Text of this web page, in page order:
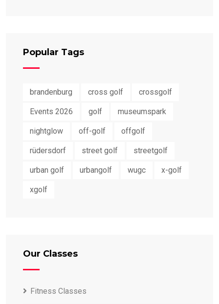
Popular Tags
brandenburg cross golf crossgolf
Events 2026 golf museumspark
nightglow off-golf offgolf
rüdersdorf street golf streetgolf
urban golf urbangolf wugc x-golf
xgolf
Our Classes
Fitness Classes